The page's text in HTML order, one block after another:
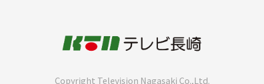
Copyright Television Nagasaki Co.,Ltd.